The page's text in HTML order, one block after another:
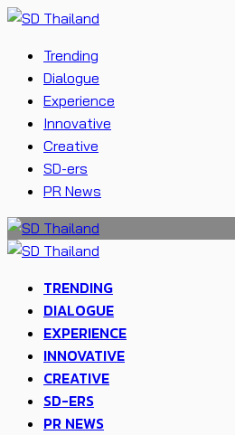
Trending
Dialogue
Experience
Innovative
Creative
SD-ers
PR News
TRENDING
DIALOGUE
EXPERIENCE
INNOVATIVE
CREATIVE
SD-ERS
PR NEWS